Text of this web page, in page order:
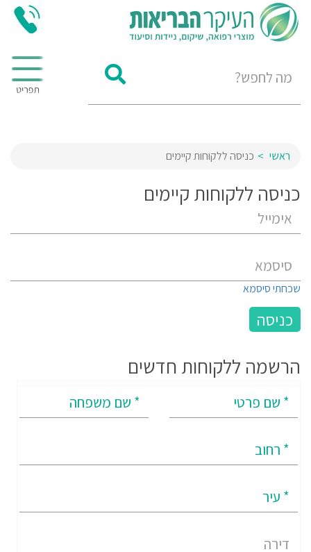
ראשי כניסה ללקוחות קיימים
כניסה ללקוחות קיימים
שכחתי סיסמא
הרשמה ללקוחות חדשים